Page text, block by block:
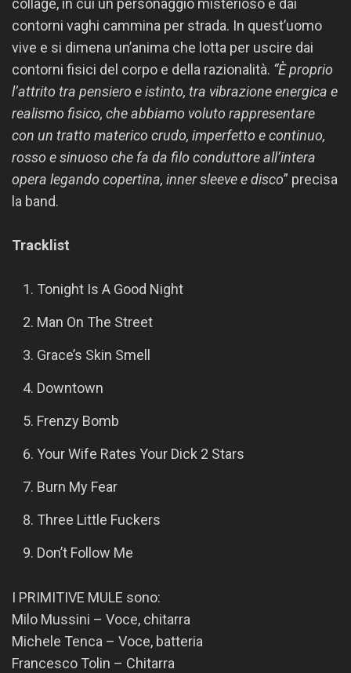
collage, in cui un personaggio misterioso e dai
contorni vaghi cammina per strada. In quest’uomo
vive e si dimena un’anima che lotta per uscire dai
contorni fisici del corpo e della razionalità. “È proprio
l’attrito tra pensiero e istinto, tra vibrazione energica e
realismo fisico, che abbiamo voluto rappresentare
con un tratto materico crudo, imperfetto e continuo,
rosso e sinuoso che fa da filo conduttore all’intera
opera legando copertina, inner sleeve e disco” precisa
la band.
Tracklist
Tonight Is A Good Night
Man On The Street
Grace’s Skin Smell
Downtown
Frenzy Bomb
Your Wife Rates Your Dick 2 Stars
Burn My Fear
Three Little Fuckers
Don’t Follow Me
I PRIMITIVE MULE sono:
Milo Mussini – Voce, chitarra
Michele Tenca – Voce, batteria
Francesco Tolin – Chitarra